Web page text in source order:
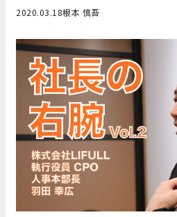
2020.03.18根本 慎吾